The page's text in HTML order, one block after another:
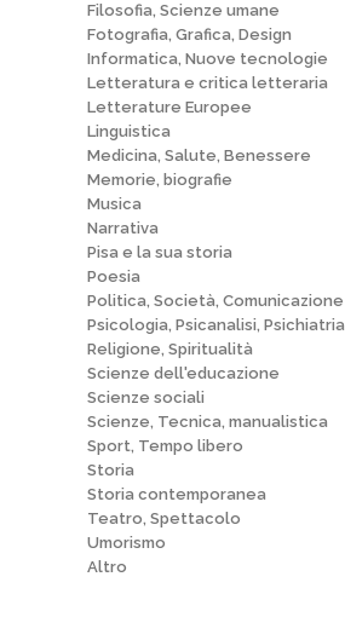
Filosofia, Scienze umane
Fotografia, Grafica, Design
Informatica, Nuove tecnologie
Letteratura e critica letteraria
Letterature Europee
Linguistica
Medicina, Salute, Benessere
Memorie, biografie
Musica
Narrativa
Pisa e la sua storia
Poesia
Politica, Società, Comunicazione
Psicologia, Psicanalisi, Psichiatria
Religione, Spiritualità
Scienze dell'educazione
Scienze sociali
Scienze, Tecnica, manualistica
Sport, Tempo libero
Storia
Storia contemporanea
Teatro, Spettacolo
Umorismo
Altro